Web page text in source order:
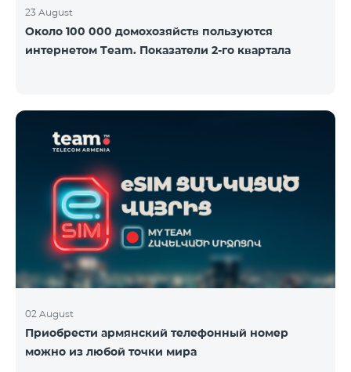
23 August
Около 100 000 домохозяйств пользуются
интернетом Team. Показатели 2-го квартала
02 August
Приобрести армянский телефонный номер
можно из любой точки мира